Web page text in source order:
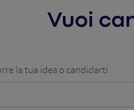
Vuoi
la tua idea o candidarti